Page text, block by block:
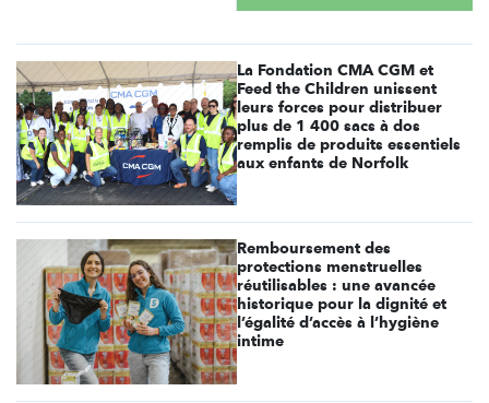
La Fondation CMA CGM et
Feed the Children unissent
leurs forces pour distribuer
plus de 1 400 sacs à dos
remplis de produits essentiels
aux enfants de Norfolk
Remboursement des
protections menstruelles
réutilisables : une avancée
historique pour la dignité et
l’égalité d’accès à l’hygiène
intime